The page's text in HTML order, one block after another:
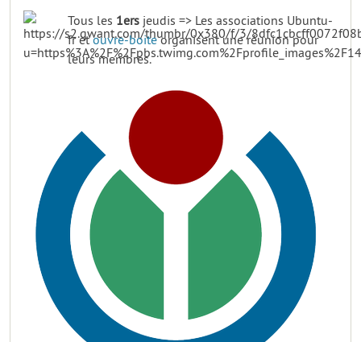
Tous les 1ers jeudis => Les associations Ubuntu-
fr etouvre-boiteorganisent une réunion pour
leurs membres.